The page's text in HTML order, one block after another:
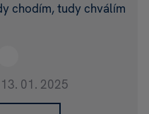
chodím, tudy chválím
13. 01. 2025